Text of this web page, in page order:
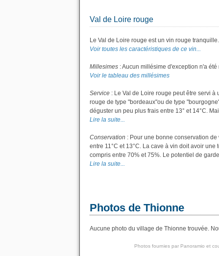
Val de Loire rouge
Le Val de Loire rouge est un vin rouge tranquille.
Voir toutes les caractéristiques de ce vin...
Millesimes : Aucun millésime d'exception n'a
Voir le tableau des millésimes
Service : Le Val de Loire rouge peut être servi à
rouge de type "bordeaux"ou de type
déguster un peu plus frais entre 13° et 14°C.
Lire la suite...
Conservation : Pour une bonne conservation
entre 11°C et 13°C. La cave à vin doit avoir
compris entre 70% et 75%. Le potentiel de
Lire la suite...
Photos de Thionne
Aucune photo du village de Thionne trouvée.
Photos fournies par Panoramio et